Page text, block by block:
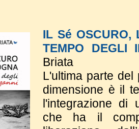
IL Sé OSCURO,
TEMPO DEGLI
Briata
L'ultima parte del
dimensione è il
l'integrazione di
che ha il